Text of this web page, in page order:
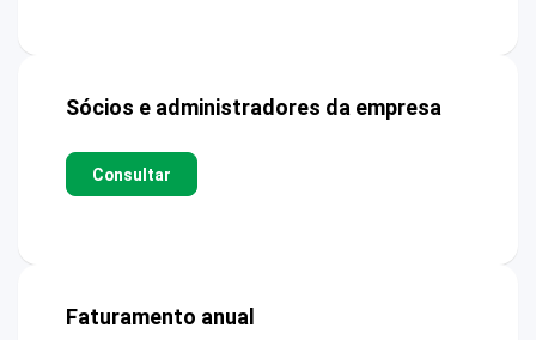
Sócios e administradores da empresa
Consultar
Faturamento anual